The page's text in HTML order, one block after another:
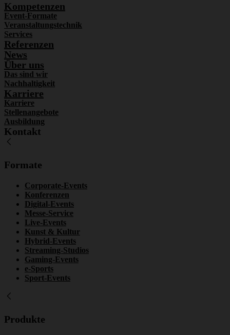
Kompetenzen
Event-Formate
Veranstaltungstechnik
Services
Referenzen
News
Über uns
Das sind wir
Nachhaltigkeit
Karriere
Karriere
Stellenangebote
Ausbildung
Kontakt
Formate
Corporate-Events
Konferenzen
Digital-Events
Messe-Service
Live-Events
Kunst & Kultur
Hybrid-Events
Streaming-Studios
Gaming-Events
e-Sports
Sport-Events
Produkte